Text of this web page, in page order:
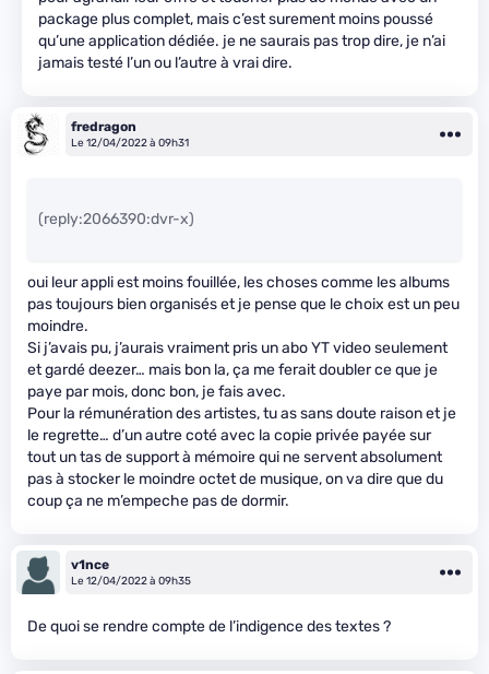
package plus complet, mais c’est surement moins poussé
qu’une application dédiée. je ne saurais pas trop dire, je n’ai
jamais testé l’un ou l’autre à vrai dire.
fredragon
Le 12/04/2022 à 09h31
(reply:2066390:dvr-x)
oui leur appli est moins fouillée, les choses comme les albums
pas toujours bien organisés et je pense que le choix est un peu
moindre.
Si j’avais pu, j’aurais vraiment pris un abo YT video seulement
et gardé deezer… mais bon la, ça me ferait doubler ce que je
paye par mois, donc bon, je fais avec.
Pour la rémunération des artistes, tu as sans doute raison et je
le regrette… d’un autre coté avec la copie privée payée sur
tout un tas de support à mémoire qui ne servent absolument
pas à stocker le moindre octet de musique, on va dire que du
coup ça ne m’empeche pas de dormir.
v1nce
Le 12/04/2022 à 09h35
De quoi se rendre compte de l’indigence des textes ?